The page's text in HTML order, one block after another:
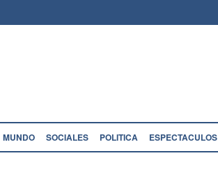
MUNDO SOCIALES POLITICA ESPECTACULOS